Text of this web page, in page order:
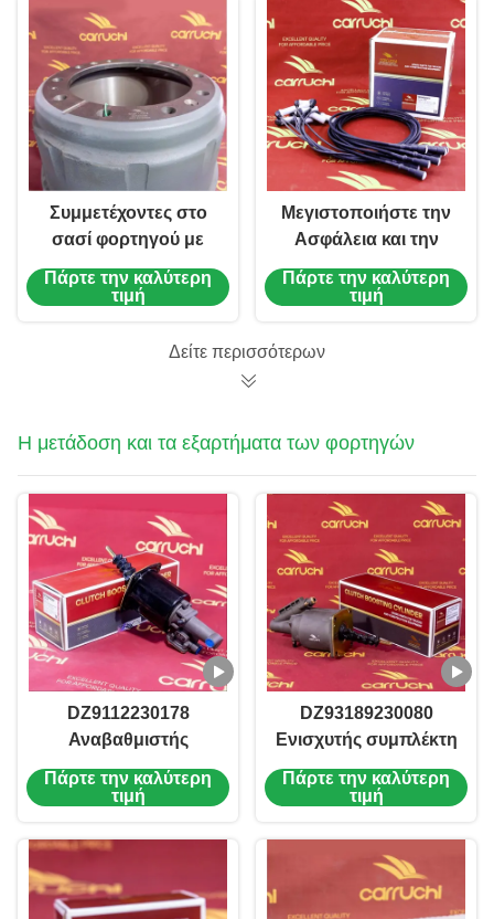
Συμμετέχοντες στο
σασί φορτηγού με
άξονα Sinotruk
Πάρτε την καλύτερη
τιμή
Μεγιστοποιήστε την
Ασφάλεια και την
Απόδοση με τα
Φρένα
Οχημάτων Sinotruk
Πάρτε την καλύτερη
τιμή
Δείτε περισσότερων
Η μετάδοση και τα εξαρτήματα των φορτηγών
DZ9112230178
Αναβαθμιστής
συμπλέκτη για
shacman X3000
Αναβαθμιστής
Πάρτε την καλύτερη
τιμή
DZ93189230080
Ενισχυτής συμπλέκτη
φορτηγού ανθεκτικός
στη θερμότητα για
X3000
Πάρτε την καλύτερη
τιμή